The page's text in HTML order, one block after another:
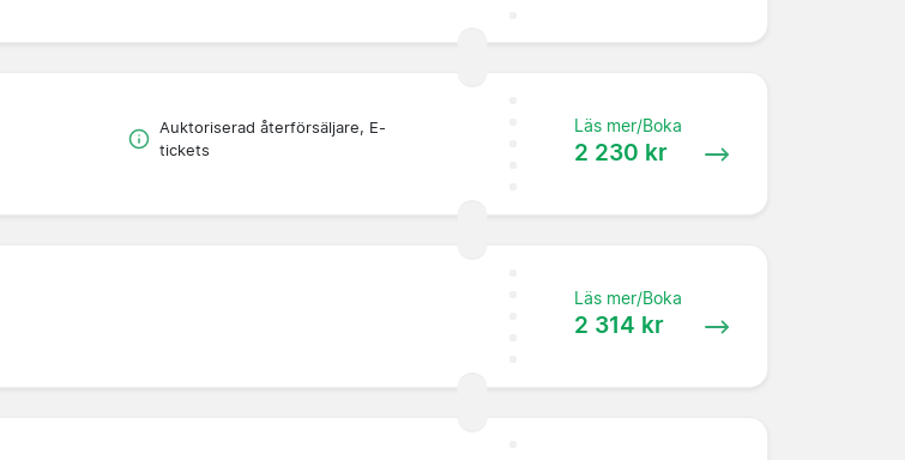
Auktoriserad återförsäljare, E-
tickets
Läs mer/Boka
2 230 kr
Läs mer/Boka
2 314 kr